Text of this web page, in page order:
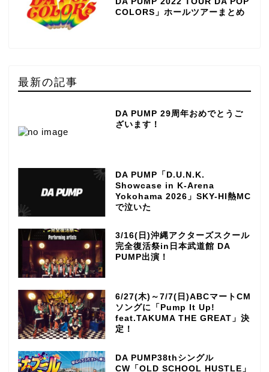
COLORS」ホールツアーまとめ
最新の記事
DA PUMP 29周年おめでとうご
ざいます！
DA PUMP「D.U.N.K.
Showcase in K-Arena
Yokohama 2026」SKY-HI熱MC
で泣いた
3/16(日)沖縄アクターズスクール
完全復活祭in日本武道館 DA
PUMP出演！
6/27(木)～7/7(日)ABCマートCM
ソングに「Pump It Up!
feat.TAKUMA THE GREAT」決
定！
DA PUMP38thシングル
CW「OLD SCHOOL HUSTLE」